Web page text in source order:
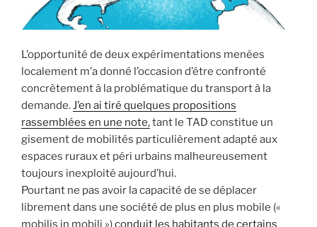
L’opportunité de deux expérimentations menées
localement m’a donné l’occasion d’être confronté
concrètement à la problématique du transport à la
demande.J’en ai tiré quelques propositions
rassemblées en une note,tant le TAD constitue un
gisement de mobilités particulièrement adapté aux
espaces ruraux et péri urbains malheureusement
toujours inexploité aujourd’hui.
Pourtant ne pas avoir la capacité de se déplacer
librement dans une société de plus en plus mobile («
mobilis in mobili »)conduit les habitants de certains